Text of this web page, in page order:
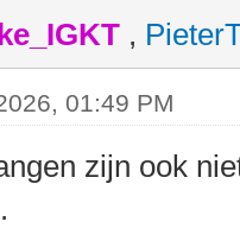
,
01:49 PM
zijn ook